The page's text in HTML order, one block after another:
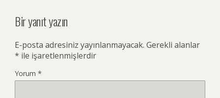
Bir yanıt yazın
E-posta adresiniz yayınlanmayacak. Gerekli alanlar
* ile işaretlenmişlerdir
Yorum *